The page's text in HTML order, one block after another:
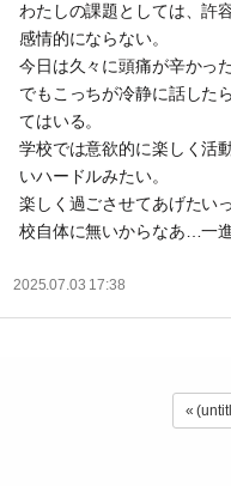
わたしの課題としては、許
感情的にならない。
今日は久々に頭痛が辛かっ
でもこっちが冷静に話した
てはいる。
学校では意欲的に楽しく活
いハードルみたい。
楽しく過ごさせてあげたい
校自体に無いからなあ…一進
2025.07.03 17:38
«